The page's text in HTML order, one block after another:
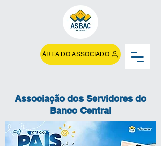
ÁREA DO ASSOCIADO
Associação dos Servidores do
Banco Central